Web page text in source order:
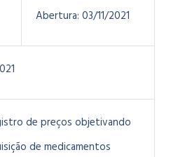
Abertura: 03/11/2021
de preços objetivando
de medicamentos